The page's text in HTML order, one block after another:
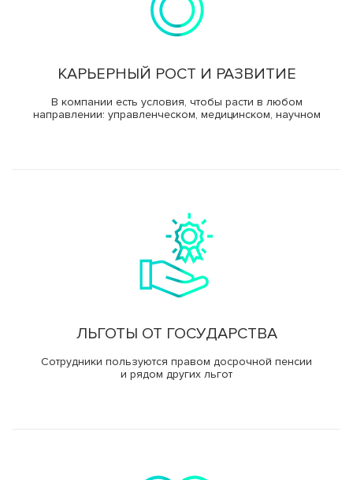
КАРЬЕРНЫЙ РОСТ И РАЗВИТИЕ
В компании есть условия, чтобы расти в любом
направлении: управленческом, медицинском, научном
ЛЬГОТЫ ОТ ГОСУДАРСТВА
Сотрудники пользуются правом досрочной пенсии
и рядом других льгот
Клинико-диагностическая лаборатория (КДЛ)
Спектр клинических и биохимический анализов
Стационарное лечение инфекционных болезней
Страховые медицинские организации